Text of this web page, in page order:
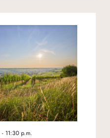
- 11:30 p.m.